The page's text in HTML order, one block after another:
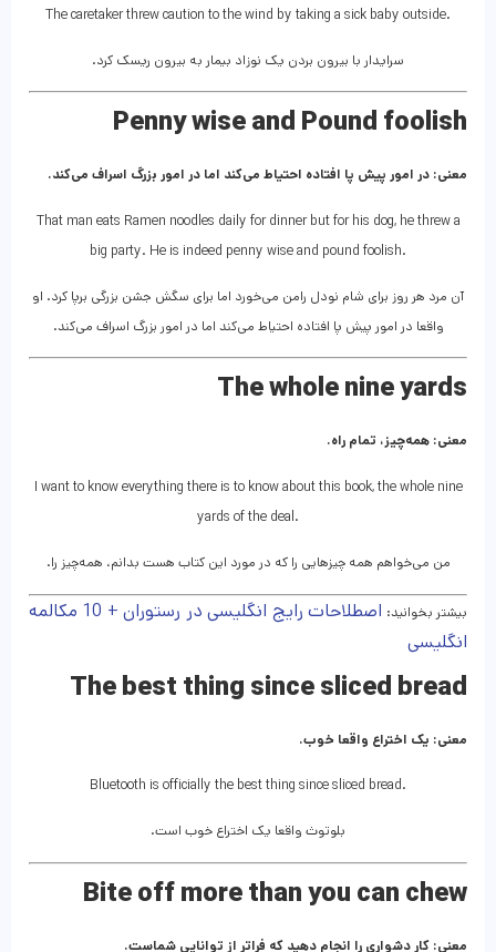
The caretaker threw caution to the wind by taking a sick baby outside.
سرایدار با بیرون بردن یک نوزاد بیمار به بیرون ریسک کرد.
Penny wise and Pound foolish
معنی: در امور پیش پا افتاده احتیاط می‌کند اما در امور بزرگ اسراف می‌کند.
That man eats Ramen noodles daily for dinner but for his dog, he threw a
big party. He is indeed penny wise and pound foolish.
آن مرد هر روز برای شام نودل رامن می‌خورد اما برای سگش جشن بزرگی برپا کرد. او
واقعا در امور پیش پا افتاده احتیاط می‌کند اما در امور بزرگ اسراف می‌کند.
The whole nine yards
معنی: همه‌چیز، تمام راه.
I want to know everything there is to know about this book, the whole nine
yards of the deal.
من می‌خواهم همه چیزهایی را که در مورد این کتاب هست بدانم، همه‌چیز را.
بیشتر بخوانید:
اصطلاحات رایج انگلیسی در رستوران + 10 مکالمه
انگلیسی
The best thing since sliced bread
معنی: یک اختراع واقعا خوب.
Bluetooth is officially the best thing since sliced bread.
بلوتوث واقعا یک اختراع خوب است.
Bite off more than you can chew
معنی: کار دشواری را انجام دهید که فراتر از توانایی شماست.